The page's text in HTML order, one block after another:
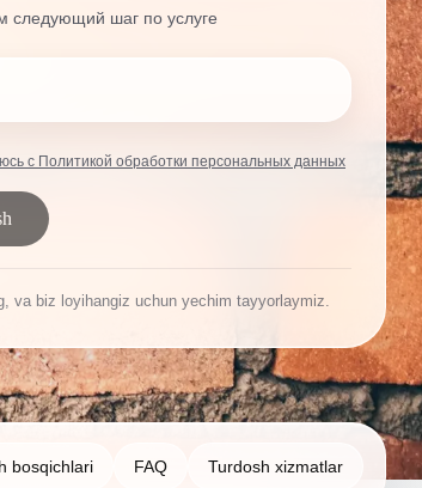
следующий шаг по услуге
с Политикой обработки персональных данных
va biz loyihangiz uchun yechim tayyorlaymiz.
bosqichlari FAQ Turdosh xizmatlar